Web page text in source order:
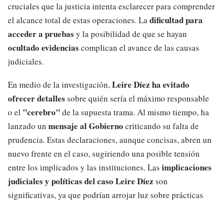
cruciales que la justicia intenta esclarecer para comprender
el alcance total de estas operaciones. Ladificultad para
acceder a pruebas y la posibilidad de que se hayan
ocultado evidencias complican el avance de las causas
judiciales.
En medio de la investigación,Leire Díez ha evitado
ofrecer detalles sobre quién sería el máximo responsable
o el "cerebro" de la supuesta trama. Al mismo tiempo, ha
lanzado un mensaje al Gobierno criticando su falta de
prudencia. Estas declaraciones, aunque concisas, abren un
nuevo frente en el caso, sugiriendo una posible tensión
entre los implicados y las instituciones. Las implicaciones
judiciales y políticas del caso Leire Díez son
significativas, ya que podrían arrojar luz sobre prácticas